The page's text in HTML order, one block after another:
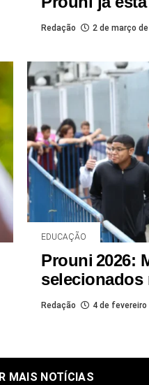
Redação 2 de março
EDUCAÇÃO
Prouni 2026:
selecionados
Redação 4 de fevereiro
MAIS NOTÍCIAS